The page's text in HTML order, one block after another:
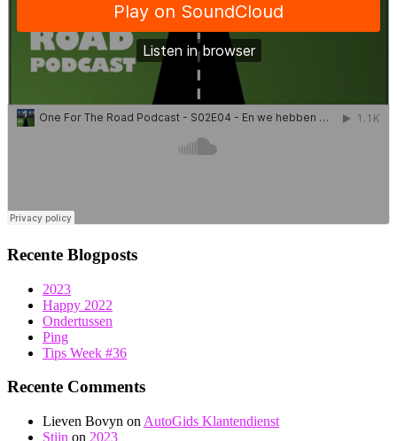
Recente Blogposts
2023
Happy 2022
Ondertussen
Ping
Tips Week #36
Recente Comments
Lieven Bovyn on AutoGids Klantendienst
Stijn on 2023